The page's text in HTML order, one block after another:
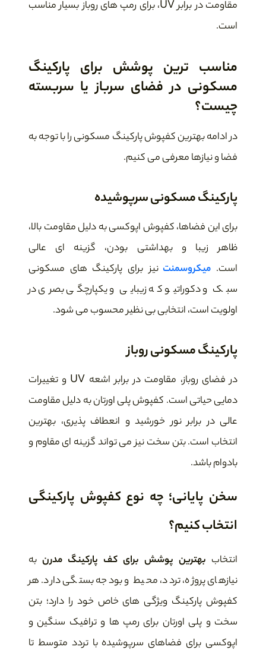
مقاومت در برابر UV، برای رمپ های روباز بسیار مناسب
است.
مناسب ترین پوشش برای پارکینگ
مسکونی در فضای سرباز یا سربسته
چیست؟
در ادامه بهترین کفپوش پارکینگ مسکونی را با توجه به
فضا و نیازها معرفی می کنیم.
پارکینگ مسکونی سرپوشیده
برای این فضاها، کفپوش اپوکسی به دلیل مقاومت بالا،
ظاهر زیبا و بهداشتی بودن، گزینه ای عالی
است. میکروسمنت نیز برای پارکینگ های مسکونی
سبک و دکوراتیو که زیبایی و یکپارچگی بصری در
اولویت است، انتخابی بی نظیر محسوب می شود.
پارکینگ مسکونی روباز
در فضای روباز، مقاومت در برابر اشعه UV و تغییرات
دمایی حیاتی است. کفپوش پلی اورتان به دلیل مقاومت
عالی در برابر نور خورشید و انعطاف پذیری، بهترین
انتخاب است. بتن سخت نیز می تواند گزینه ای مقاوم و
بادوام باشد.
سخن پایانی؛ چه نوع کفپوش پارکینگی
انتخاب کنیم؟
انتخاب بهترین پوشش برای کف پارکینگ مدرن به
نیازهای پروژه، تردد، محیط و بودجه بستگی دارد. هر
کفپوش پارکینگ ویژگی های خاص خود را دارد؛ بتن
سخت و پلی اورتان برای رمپ ها و ترافیک سنگین و
اپوکسی برای فضاهای سرپوشیده با تردد متوسط تا